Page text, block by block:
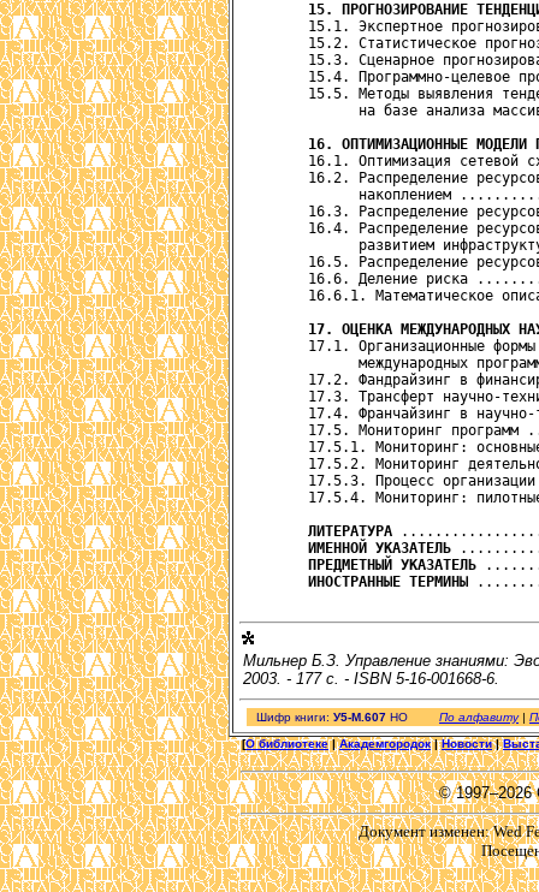
15. ПРОГНОЗИРОВАНИЕ
15.1. Экспертное
15.2. Статистическое
15.3. Сценарное
15.4. Программно-целевое
15.5. Методы выявления
на базе анализа
16. ОПТИМИЗАЦИОННЫЕ МОДЕЛИ
16.1. Оптимизация сетевой
16.2. Распределение
накоплением
16.3. Распределение
16.4. Распределение
развитием
16.5. Распределение
16.6. Деление риска
16.6.1. Математическое
17. ОЦЕНКА МЕЖДУНАРОДНЫХ
17.1. Организационные
международных
17.2. Фандрайзинг в
17.3. Трансферт научно-
17.4. Франчайзинг в
17.5. Мониторинг программ
17.5.1. Мониторинг:
17.5.2. Мониторинг
17.5.3. Процесс
17.5.4. Мониторинг:
ЛИТЕРАТУРА
ИМЕННОЙ УКАЗАТЕЛЬ
ПРЕДМЕТНЫЙ УКАЗАТЕЛЬ
ИНОСТРАННЫЕ ТЕРМИНЫ
Мильнер Б.З. Управление знаниями:
2003. - 177 с. - ISBN 5-16-001668-6.
Шифр книги: У5-М.607НО По алфавиту|
[О библиотеке|Академгородок|Новости|
©
Документ изменен: Wed